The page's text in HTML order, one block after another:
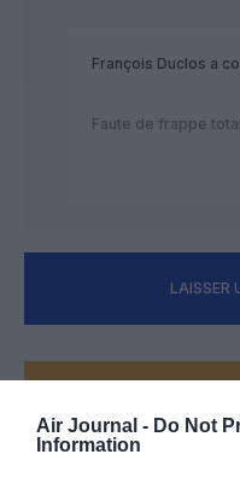
Air Journal - Do Not
Information
François Duclos a
Faute de frappe
LAISSER